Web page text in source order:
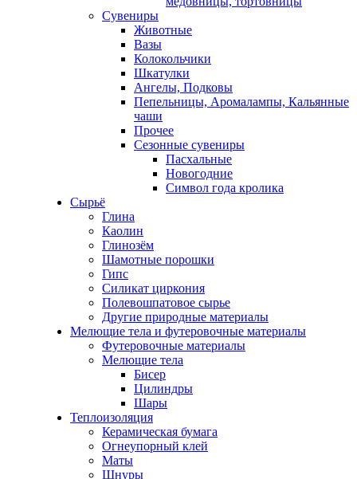
Сувениры
Животные
Вазы
Колокольчики
Шкатулки
Ангелы, Подковы
Пепельницы, Аромалампы, Кальянные
чаши
Прочее
Сезонные сувениры
Пасхальные
Новогодние
Символ года кролика
Сырьё
Глина
Каолин
Глинозём
Шамотные порошки
Гипс
Силикат циркония
Полевошпатовое сырье
Другие природные материалы
Мелющие тела и футеровочные материалы
Футеровочные материалы
Мелющие тела
Бисер
Цилиндры
Шары
Теплоизоляция
Керамическая бумага
Огнеупорный клей
Маты
Шнуры